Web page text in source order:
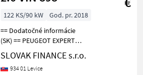
122 KS/90 kW
God. pr. 2018
== Dodatočné informácie
(SK) == PEUGEOT EXPERT
2.0 L1H1 4x4 Dangel r.v.
08/2018, 179 308 km, EURO
6, 90kW, 1997 cm3, diesel,
SLOVAK FINANCE s.r.o.
934 01 Levice